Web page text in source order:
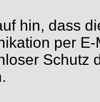
hin, dass
per
Schutz